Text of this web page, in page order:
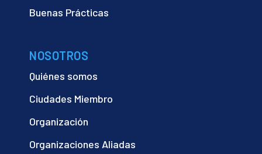
Buenas Prácticas
NOSOTROS
Quiénes somos
Ciudades Miembro
Organización
Organizaciones Aliadas